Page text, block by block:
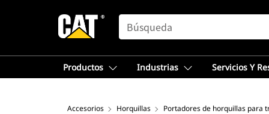
SEARCH
Productos Industrias Servicios Y
Accesorios Horquillas